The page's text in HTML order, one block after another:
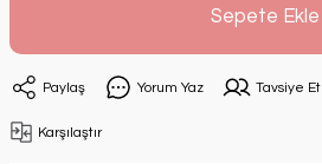
Sepete Ekle
Paylaş Yorum Yaz Tavsiye Et
Karşılaştır